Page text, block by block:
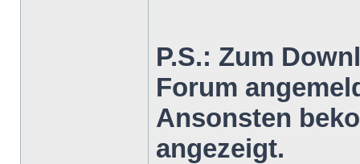
P.S.: Zum
Forum
Ansonsten
angezeigt.